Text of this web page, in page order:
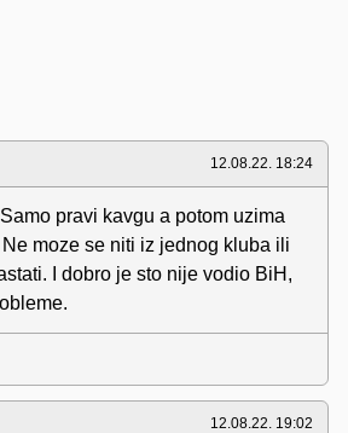
12.08.22. 18:24
pravi kavgu a potom uzima
moze se niti iz jednog kluba ili
I dobro je sto nije vodio BiH,
12.08.22. 19:02